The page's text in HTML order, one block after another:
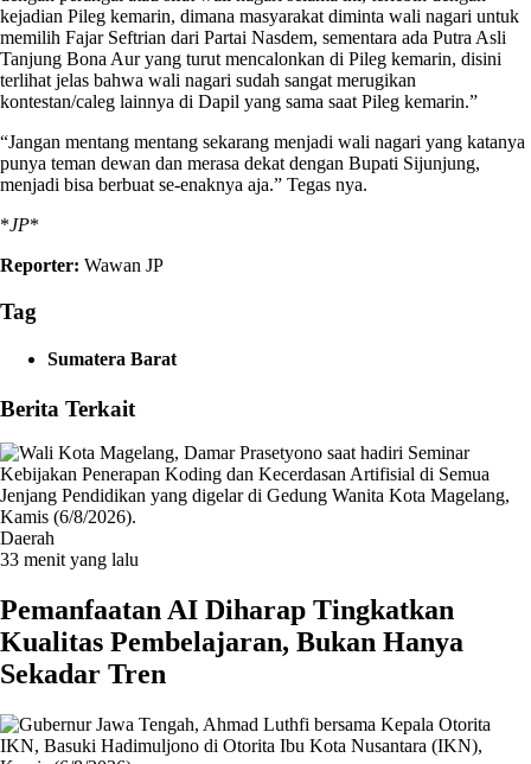
kejadian Pileg kemarin, dimana masyarakat diminta wali nagari untuk
memilih Fajar Seftrian dari Partai Nasdem, sementara ada Putra Asli
Tanjung Bona Aur yang turut mencalonkan di Pileg kemarin, disini
terlihat jelas bahwa wali nagari sudah sangat merugikan
kontestan/caleg lainnya di Dapil yang sama saat Pileg kemarin.”
“Jangan mentang mentang sekarang menjadi wali nagari yang katanya
punya teman dewan dan merasa dekat dengan Bupati Sijunjung,
menjadi bisa berbuat se-enaknya aja.” Tegas nya.
*JP*
Reporter: Wawan JP
Tag
Sumatera Barat
Berita Terkait
Daerah
33 menit yang lalu
Pemanfaatan AI Diharap Tingkatkan
Kualitas Pembelajaran, Bukan Hanya
Sekadar Tren